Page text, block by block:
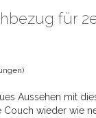
für
Aussehen mit
Couch wieder wie